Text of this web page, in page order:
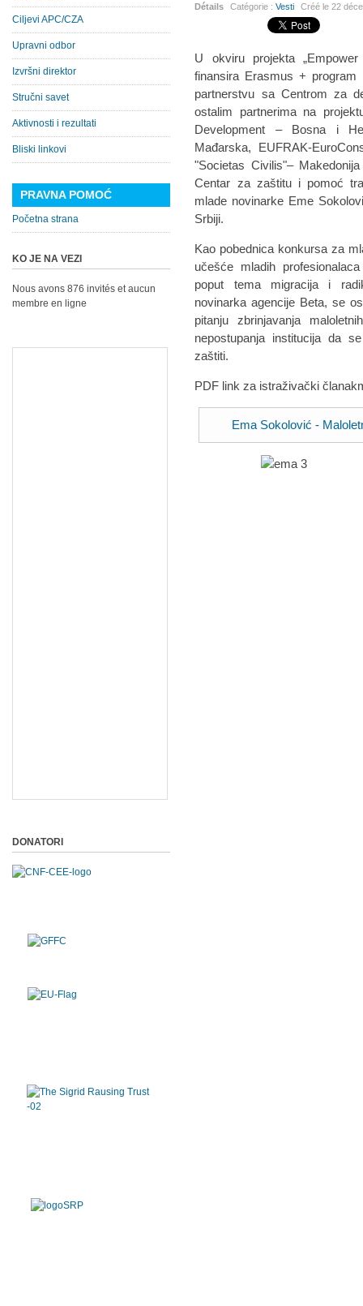
Détails Catégorie :Vesti Créé le22
U okviru projekta
finansira Erasmus +
partnerstvu sa Centrom za
ostalim partnerima na
Development – Bosna i
Mađarska, EUFRAK-
"Societas Civilis"–
Centar za zaštitu i pomoć
mlade novinarke Eme
Srbiji.
Kao pobednica konkursa za
učešće mladih
poput tema migracija i
novinarka agencije Beta, se
pitanju zbrinjavanja
nepostupanja institucija da
zaštiti.
PDF link za istraživački
Ema Sokolović -
Ciljevi APC/CZA
Upravni odbor
Izvršni direktor
Stručni savet
Aktivnosti i rezultati
Bliski linkovi
PRAVNA POMOĆ
Početna strana
KO JE NA VEZI
Nous avons 876 invités et aucun
membre en ligne
DONATORI